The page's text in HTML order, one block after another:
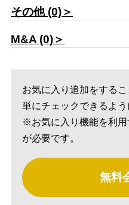
その他 (0)＞
M&A (0)＞
お気に入り追加をする
単にチェックできるよう
※お気に入り機能を利用
が必要です。
無料